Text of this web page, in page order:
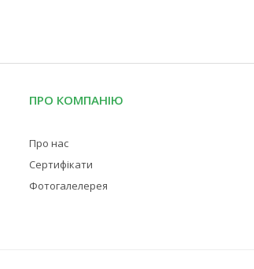
ПРО КОМПАНІЮ
Про нас
Сертифікати
Фотогалелерея